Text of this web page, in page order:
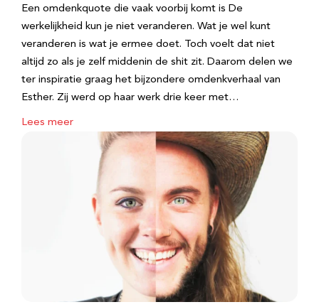
Een omdenkquote die vaak voorbij komt is De
werkelijkheid kun je niet veranderen. Wat je wel kunt
veranderen is wat je ermee doet. Toch voelt dat niet
altijd zo als je zelf middenin de shit zit. Daarom delen we
ter inspiratie graag het bijzondere omdenkverhaal van
Esther. Zij werd op haar werk drie keer met…
Lees meer